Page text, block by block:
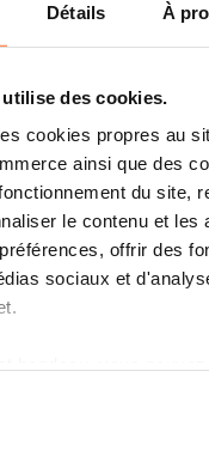
Détails À
des cookies.
cookies propres au
ainsi que des
du site,
le contenu et les
offrir des
sociaux et
cookies strictement
RSE
PDF, 8.0 MB